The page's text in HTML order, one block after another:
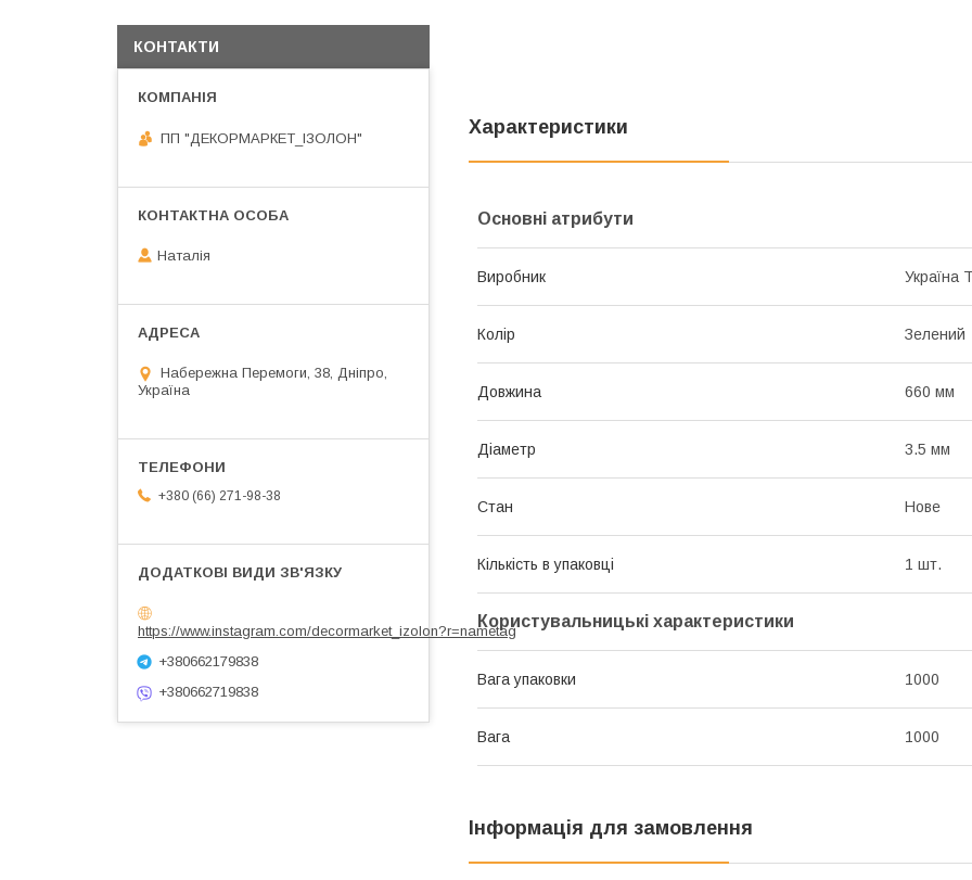
Характеристики
Основні атрибути
Виробник Україна
Колір Зелений
Довжина 660 мм
Діаметр 3.5 мм
Стан Нове
Кількість в упаковці 1 шт.
Користувальницькі характеристики
Вага упаковки 1000
Вага 1000
Інформація для замовлення
КОНТАКТИ
ПП "ДЕКОРМАРКЕТ_ІЗОЛОН"
Наталія
Набережна Перемоги, 38, Дніпро,
Україна
+380 (66) 271-98-38
https://www.instagram.com/decormarket_izolon?r=nametag
+380662179838
+380662719838